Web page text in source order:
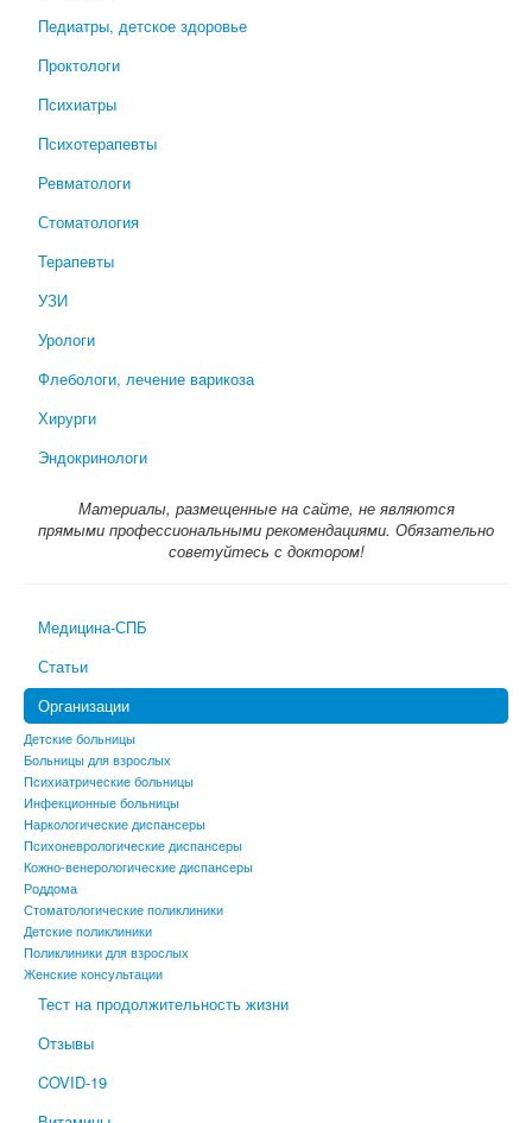
Педиатры, детское здоровье
Проктологи
Психиатры
Психотерапевты
Ревматологи
Стоматология
Терапевты
УЗИ
Урологи
Флебологи, лечение варикоза
Хирурги
Эндокринологи
Материалы, размещенные на сайте, не являются
прямыми профессиональными рекомендациями. Обязательно
советуйтесь с доктором!
Медицина-СПБ
Статьи
Организации
Детские больницы
Больницы для взрослых
Психиатрические больницы
Инфекционные больницы
Наркологические диспансеры
Психоневрологические диспансеры
Кожно-венерологические диспансеры
Роддома
Стоматологические поликлиники
Детские поликлиники
Поликлиники для взрослых
Женские консультации
Тест на продолжительность жизни
Отзывы
COVID-19